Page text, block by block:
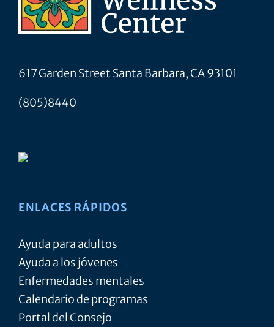
617 Garden Street Santa Barbara, CA 93101
(805)8440
ENLACES RÁPIDOS
Ayuda para adultos
Ayuda a los jóvenes
Enfermedades mentales
Calendario de programas
Portal del Consejo